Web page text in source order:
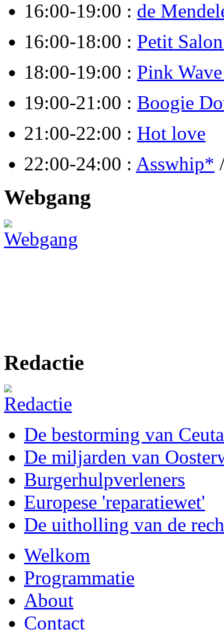
16:00-19:00 : de
16:00-18:00 : Petit
18:00-19:00 : Pink
19:00-21:00 : Boogie
21:00-22:00 : Hot love
22:00-24:00 : Asswhip*
Webgang
Redactie
De bestorming van Ceuta
De miljarden van
Burgerhulpverleners
Europese 'reparatiewet'
De uitholling van de
Welkom
Programmatie
About
Contact